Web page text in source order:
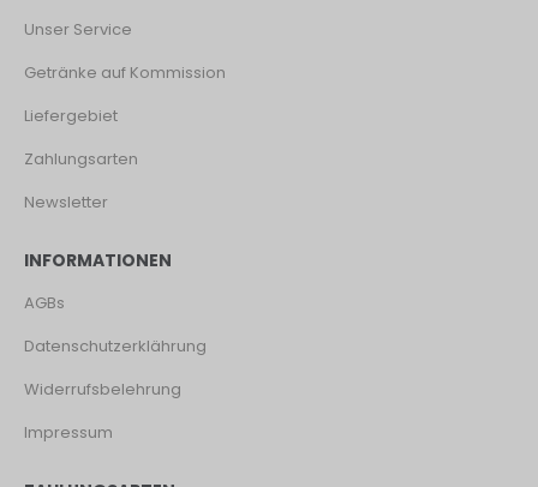
Unser Service
Getränke auf Kommission
Liefergebiet
Zahlungsarten
Newsletter
INFORMATIONEN
AGBs
Datenschutzerklährung
Widerrufsbelehrung
Impressum